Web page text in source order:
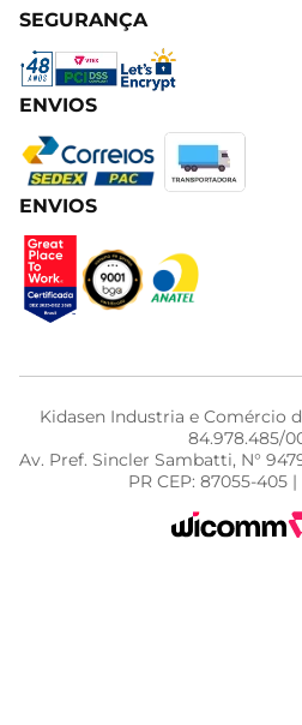
SEGURANÇA
ENVIOS
ENVIOS
Kidasen Industria e Comércio
84.978.485/
Av. Pref. Sincler Sambatti, N°
PR CEP: 87055-405